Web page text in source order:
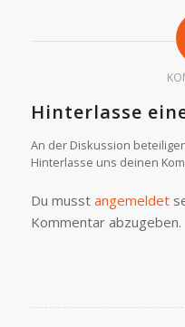
Hinterlasse
An der Diskussion
Hinterlasse uns deinen
Du musst angemeldet
Kommentar abzugeben.